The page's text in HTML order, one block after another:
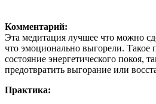
Комментарий:
Эта медитация лучшее что можно
что эмоционально выгорели. Такое
состояние энергетического покоя,
предотвратить выгорание или
Практика: